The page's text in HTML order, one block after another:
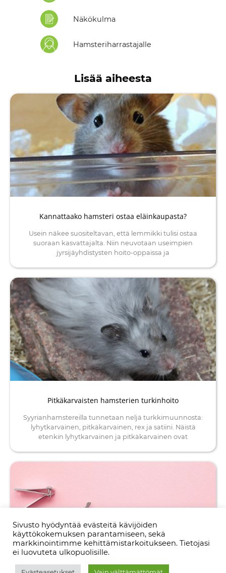
Näkökulma
Hamsteriharrastajalle
Lisää aiheesta
Kannattaako hamsteri ostaa eläinkaupasta?
Usein näkee suositeltavan, että lemmikki tulisi ostaa
suoraan kasvattajalta. Niin neuvotaan useimpien
jyrsijäyhdistysten hoito-oppaissa ja
Pitkäkarvaisten hamsterien turkinhoito
Syyrianhamstereilla tunnetaan neljä turkkimuunnosta:
lyhytkarvainen, pitkäkarvainen, rex ja satiini. Näistä
etenkin lyhytkarvainen ja pitkäkarvainen ovat
Sivusto hyödyntää evästeitä kävijöiden
käyttökokemuksen parantamiseen, sekä
markkinointimme kehittämistarkoitukseen. Tietojasi
ei luovuteta ulkopuolisille.